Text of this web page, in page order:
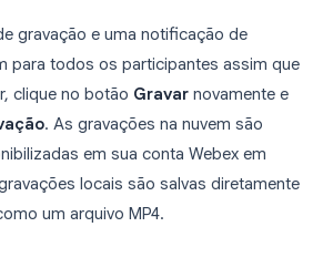
gravação e uma notificação de
para todos os participantes assim que
clique no botão Gravar novamente e
. As gravações na nuvem são
em sua conta Webex em
locais são salvas diretamente
um arquivo MP4.